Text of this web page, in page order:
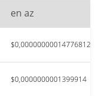
en az
$0,00000000014776812
$0,0000000001399914